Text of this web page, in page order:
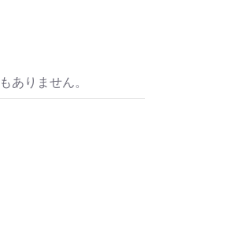
ありません。